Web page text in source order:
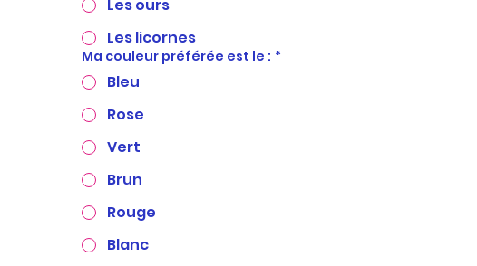
Les ours
Les licornes
Ma couleur préférée est le : *
Bleu
Rose
Vert
Brun
Rouge
Blanc